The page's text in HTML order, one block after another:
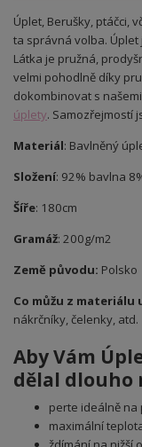
Úplet, Berušky, ptáčci,
ta správná volba.
Látka je pružná,
velmi pohodlně díky
dokombinovat s
úplety. Samozřejmostí
Materiál: Bavlněný
Složení: 92% bavlna
Šíře: 180cm
Gramáž: 200g/m2
Země původu: Polsko
Co můžu z materiálu
nákrčníky, čelenky, atd.
Aby Vám
dělal dlouho
perte ideálně na
maximální